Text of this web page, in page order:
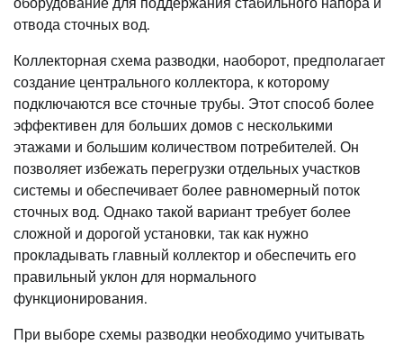
отвода сточных вод.
Коллекторная схема разводки, наоборот, предполагает
создание центрального коллектора, к которому
подключаются все сточные трубы. Этот способ более
эффективен для больших домов с несколькими
этажами и большим количеством потребителей. Он
позволяет избежать перегрузки отдельных участков
системы и обеспечивает более равномерный поток
сточных вод. Однако такой вариант требует более
сложной и дорогой установки, так как нужно
прокладывать главный коллектор и обеспечить его
правильный уклон для нормального
функционирования.
При выборе схемы разводки необходимо учитывать